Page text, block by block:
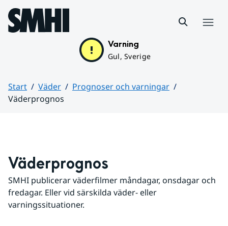
Hoppa till sidans innehåll
Varning
Gul, Sverige
Start Väder
Prognoser och varningar
Väderprognos
Väderprognos
SMHI publicerar väderfilmer måndagar, onsdagar och
fredagar. Eller vid särskilda väder- eller
varningssituationer.